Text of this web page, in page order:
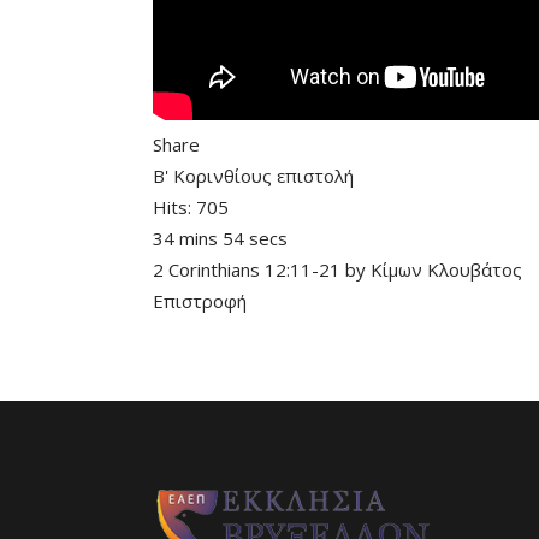
Share
Β' Κορινθίους επιστολή
Hits: 705
34 mins 54 secs
2 Corinthians 12:11-21 by Κίμων Κλουβάτος
Επιστροφή